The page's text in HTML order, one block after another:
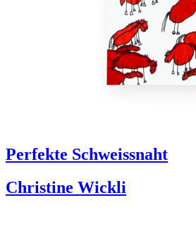
Perfekte Schweissnaht
Christine Wickli